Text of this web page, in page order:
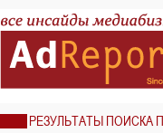
РЕЗУЛЬТАТЫ ПОИСКА